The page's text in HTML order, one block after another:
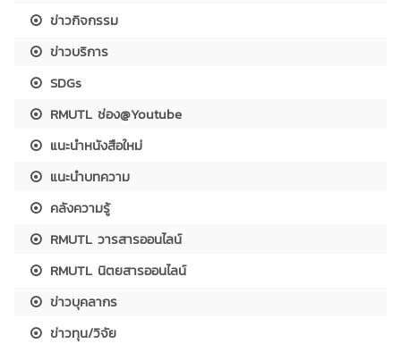
ข่าวกิจกรรม
ข่าวบริการ
SDGs
RMUTL ช่อง@Youtube
แนะนำหนังสือใหม่
แนะนำบทความ
คลังความรู้
RMUTL วารสารออนไลน์
RMUTL นิตยสารออนไลน์
ข่าวบุคลากร
ข่าวทุน/วิจัย